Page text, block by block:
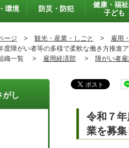
環境 防災・防犯
健康・福祉
子ども
ージ > 観光・産業・しごと > 雇用
障がい者等の多様で柔軟な働き方推進
織一覧 > 雇用経済部 > 障がい者
令和７
業を募
がし